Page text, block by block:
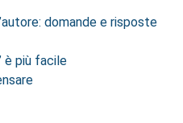
domande e risposte
è più facile